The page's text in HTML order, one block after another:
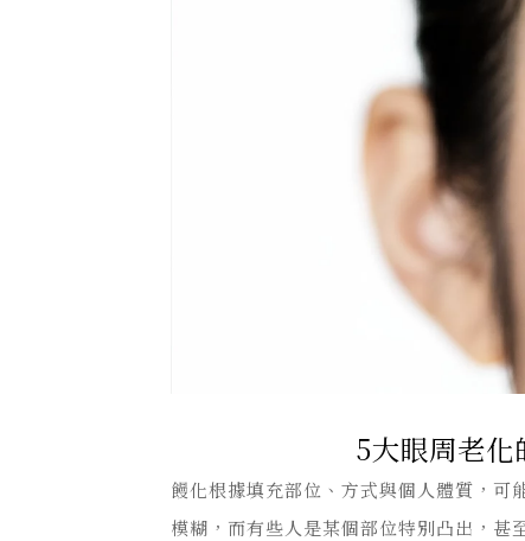
5大眼周老化
饅化根據填充部位、方式與個人體質，可
模糊，而有些人是某個部位特別凸出，甚